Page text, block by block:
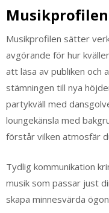
Musikprofilen sätter
avgörande för hur
att läsa av publiken och
stämningen till nya
partykväll med
loungekänsla med
förstår vilken atmosfär
Tydlig kommunikation
musik som passar just
skapa minnesvärda